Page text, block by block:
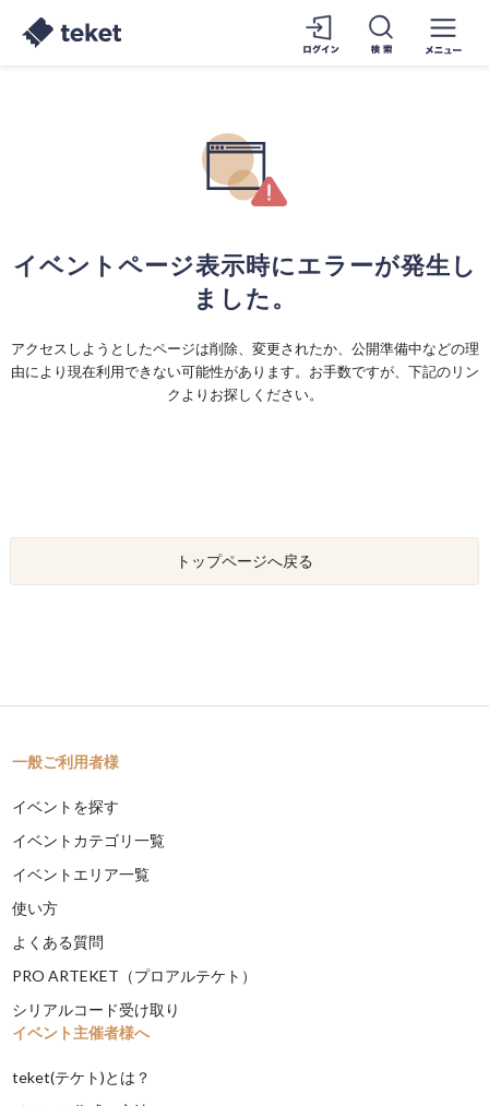
イベントページ表示時にエラーが発生し
ました。
アクセスしようとしたページは削除、変更されたか、公開準備中などの理
由により現在利用できない可能性があります。お手数ですが、下記のリン
クよりお探しください。
トップページへ戻る
一般ご利用者様
イベントを探す
イベントカテゴリ一覧
イベントエリア一覧
使い方
よくある質問
PRO ARTEKET（プロアルテケト）
シリアルコード受け取り
イベント主催者様へ
teket(テケト)とは？